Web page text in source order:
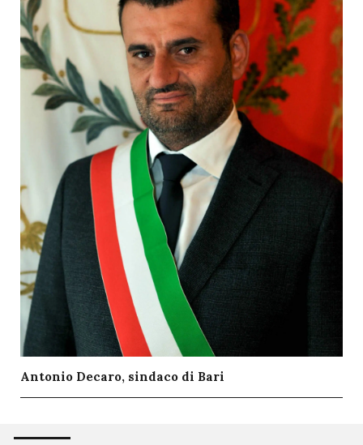
Antonio Decaro, sindaco di Bari